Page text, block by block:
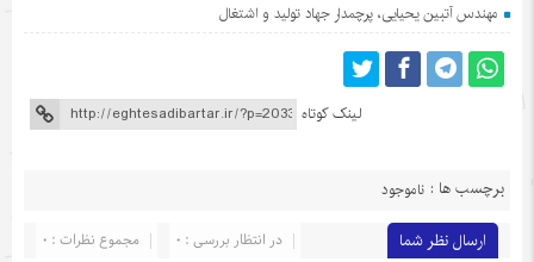
مهندس آتبین یحیایی، پرچمدار جهاد تولید و اشتغال
لینک کوتاه
برچسب ها : ناموجود
ارسال نظر شما مجموع نظرات : 0
در انتظار بررسی : 0